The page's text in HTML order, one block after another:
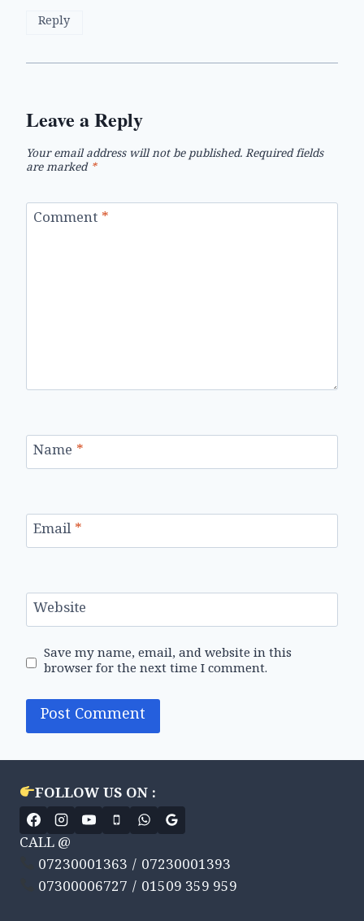
Reply
Leave a Reply
Your email address will not be published.Required fields
are marked *
Comment *
Name *
Email*
Website
Save my name, email, and website in this
browser for the next time I comment.
FOLLOW US ON :
CALL @
07230001363 / 07230001393
07300006727 / 01509 359 959